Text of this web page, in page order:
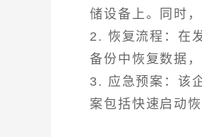
储设备上。同时
2. 恢复流程：在
备份中恢复数据
3. 应急预案：该
案包括快速启动